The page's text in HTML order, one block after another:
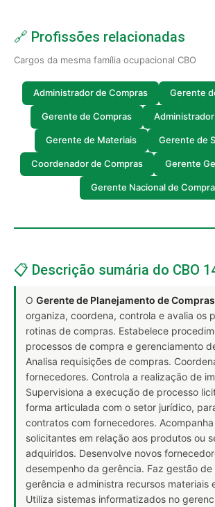
🔗 Profissões relacionadas
Cargos da mesma família ocupacional CBO
Administrador de Compras Gerente
Gerente de Compras
Gerente de Materiais Gerente de
Coordenador de Compras Gerente
Gerente Nacional de
📋 Descrição sumária do CBO
O Gerente de Planejamento de Compras
organiza, coordena, controla e avalia os
rotinas de compras. Estabelece
processos de compra e gerenciamento
Analisa requisições de compras.
fornecedores. Controla a realização de
Supervisiona a execução de processo
forma articulada com o setor jurídico,
contratos com fornecedores.
solicitantes em relação aos produtos ou
adquiridos. Desenvolve novos
desempenho da gerência. Faz gestão
gerência e administra recursos materiais
Utiliza sistemas informatizados no